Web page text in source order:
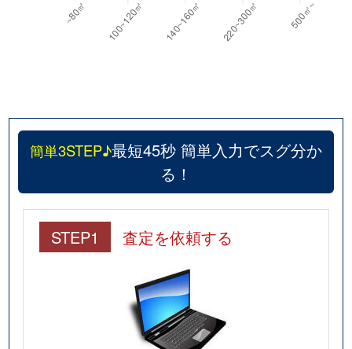
簡単3STEP♪最短45秒 簡単入力でスグ分か
る！
STEP1 査定を依頼する